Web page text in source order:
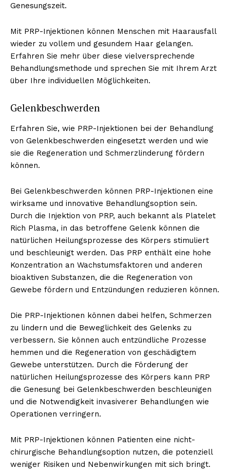
Genesungszeit.
Mit PRP-Injektionen können Menschen mit Haarausfall
wieder zu vollem und gesundem Haar gelangen.
Erfahren Sie mehr über diese vielversprechende
Behandlungsmethode und sprechen Sie mit Ihrem Arzt
über Ihre individuellen Möglichkeiten.
Gelenkbeschwerden
Erfahren Sie, wie PRP-Injektionen bei der Behandlung
von Gelenkbeschwerden eingesetzt werden und wie
sie die Regeneration und Schmerzlinderung fördern
können.
Bei Gelenkbeschwerden können PRP-Injektionen eine
wirksame und innovative Behandlungsoption sein.
Durch die Injektion von PRP, auch bekannt als Platelet
Rich Plasma, in das betroffene Gelenk können die
natürlichen Heilungsprozesse des Körpers stimuliert
und beschleunigt werden. Das PRP enthält eine hohe
Konzentration an Wachstumsfaktoren und anderen
bioaktiven Substanzen, die die Regeneration von
Gewebe fördern und Entzündungen reduzieren können.
Die PRP-Injektionen können dabei helfen, Schmerzen
zu lindern und die Beweglichkeit des Gelenks zu
verbessern. Sie können auch entzündliche Prozesse
hemmen und die Regeneration von geschädigtem
Gewebe unterstützen. Durch die Förderung der
natürlichen Heilungsprozesse des Körpers kann PRP
die Genesung bei Gelenkbeschwerden beschleunigen
und die Notwendigkeit invasiverer Behandlungen wie
Operationen verringern.
Mit PRP-Injektionen können Patienten eine nicht-
chirurgische Behandlungsoption nutzen, die potenziell
weniger Risiken und Nebenwirkungen mit sich bringt.